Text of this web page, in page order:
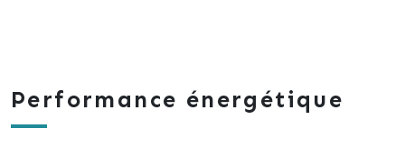
Performance énergétique